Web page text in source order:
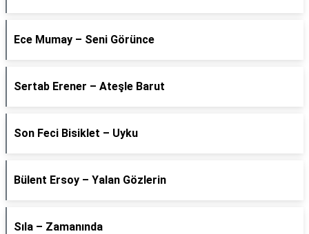
Ece Mumay – Seni Görünce
Sertab Erener – Ateşle Barut
Son Feci Bisiklet – Uyku
Bülent Ersoy – Yalan Gözlerin
Sıla – Zamanında